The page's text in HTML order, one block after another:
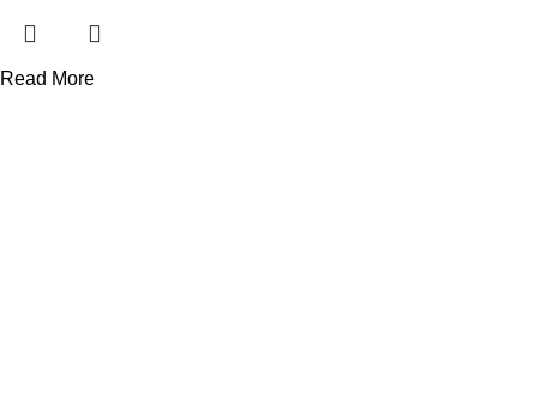
Read More